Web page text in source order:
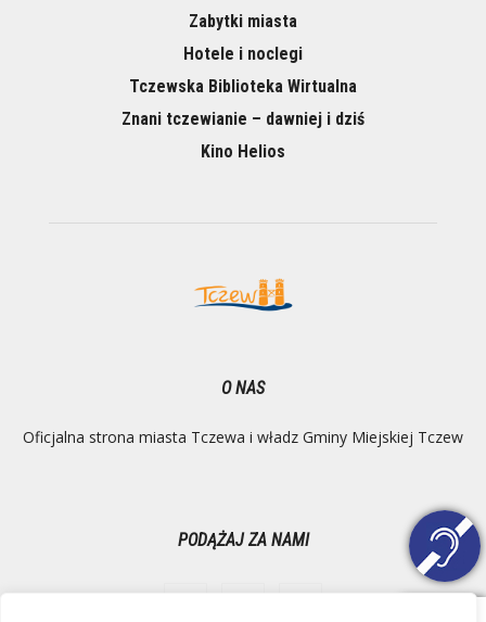
Zabytki miasta
Hotele i noclegi
Tczewska Biblioteka Wirtualna
Znani tczewianie – dawniej i dziś
Kino Helios
O NAS
Oficjalna strona miasta Tczewa i władz Gminy Miejskiej Tczew
PODĄŻAJ ZA NAMI